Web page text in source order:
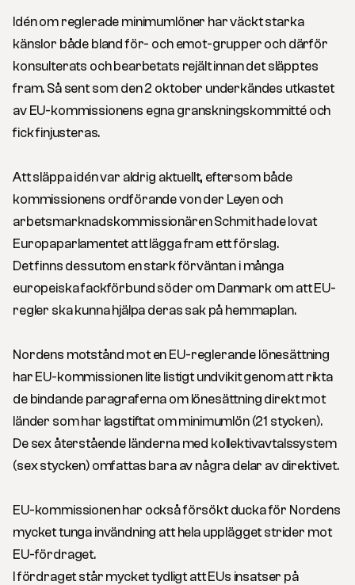
Idén om reglerade minimumlöner har väckt starka
känslor både bland för- och emot-grupper och därför
konsulterats och bearbetats rejält innan det släpptes
fram. Så sent som den 2 oktober underkändes utkastet
av EU-kommissionens egna granskningskommitté och
fick finjusteras.
Att släppa idén var aldrig aktuellt, eftersom både
kommissionens ordförande von der Leyen och
arbetsmarknadskommissionären Schmit hade lovat
Europaparlamentet att lägga fram ett förslag.
Det finns dessutom en stark förväntan i många
europeiska fackförbund söder om Danmark om att EU-
regler ska kunna hjälpa deras sak på hemmaplan.
Nordens motstånd mot en EU-reglerande lönesättning
har EU-kommissionen lite listigt undvikit genom att rikta
de bindande paragraferna om lönesättning direkt mot
länder som har lagstiftat om minimumlön (21 stycken).
De sex återstående länderna med kollektivavtalssystem
(sex stycken) omfattas bara av några delar av direktivet.
EU-kommissionen har också försökt ducka för Nordens
mycket tunga invändning att hela upplägget strider mot
EU-fördraget.
I fördraget står mycket tydligt att EUs insatser på